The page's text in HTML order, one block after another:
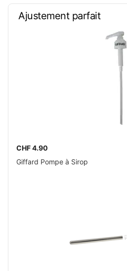
Ajustement parfait
CHF 4.90
Giffard Pompe à Sirop